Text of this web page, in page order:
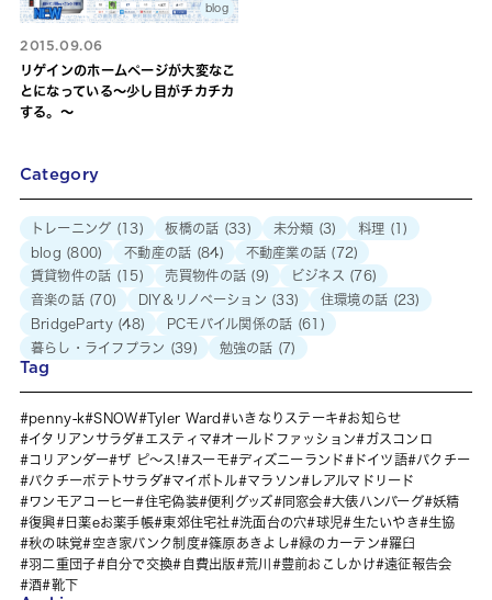
blog
2015.09.06
リゲインのホームページが大変なこ
とになっている〜少し目がチカチカ
する。〜
Category
トレーニング (13) 板橋の話 (33) 未分類 (3) 料理 (1)
blog (800) 不動産の話 (84) 不動産業の話 (72)
賃貸物件の話 (15) 売買物件の話 (9) ビジネス (76)
音楽の話(70) DIY＆リノベーション (33) 住環境の話 (23)
BridgeParty(48) PCモバイル関係の話 (61)
暮らし・ライフプラン (39) 勉強の話 (7)
Tag
penny-k SNOW Tyler Ward いきなりステーキ
お知らせ
イタリアンサラダ
エスティマ オールドファッション
ガスコンロ
コリアンダー
ザ ピ〜ス! スーモ ディズニーランド ドイツ語
パクチー
パクチーポテトサラダ
マイボトル マラソン
レアルマドリード
ワンモアコーヒー
住宅偽装 便利グッズ 同窓会 大俵ハンバーグ
妖精
復興
日薬eお薬手帳 東郊住宅社 洗面台の穴 球児 生たいやき
生協
秋の味覚
空き家バンク制度 篠原あきよし 緑のカーテン
羅臼
羽二重団子
自分で交換 自費出版 荒川 豊前おこしかけ
遠征報告会
酒
靴下